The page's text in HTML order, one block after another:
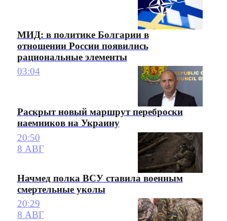
МИД: в политике Болгарии в
отношении России появились
рациональные элементы
03:04
Раскрыт новый маршрут переброски
наемников на Украину
20:50
8 АВГ
Начмед полка ВСУ ставила военным
смертельные уколы
20:29
8 АВГ